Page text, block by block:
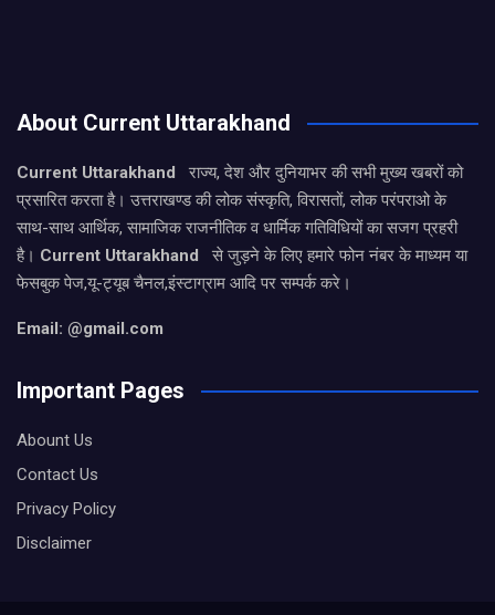
About Current Uttarakhand
Current Uttarakhand
राज्य, देश और दुनियाभर की सभी मुख्य खबरों को
प्रसारित करता है। उत्तराखण्ड की लोक संस्कृति, विरासतों, लोक परंपराओ के
साथ-साथ आर्थिक, सामाजिक राजनीतिक व धार्मिक गतिविधियों का सजग प्रहरी
है। Current Uttarakhand
से जुड़ने के लिए हमारे फोन नंबर के माध्यम या
फेसबुक पेज,यू-ट्यूब चैनल,इंस्टाग्राम आदि पर सम्पर्क करे।
Email: @gmail.com
Important Pages
Abount Us
Contact Us
Privacy Policy
Disclaimer